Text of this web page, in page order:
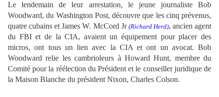
Le lendemain de leur arrestation, le jeune journaliste Bob
Woodward, du Washington Post, découvre que les cinq prévenus,
quatre cubains et James W. McCord Jr (Richard Herd), ancien agent
du FBI et de la CIA, avaient un équipement pour placer des
micros, ont tous un lien avec la CIA et ont un avocat. Bob
Woodward relie les cambrioleurs à Howard Hunt, membre du
Comité pour la réélection du Président et le conseiller juridique de
la Maison Blanche du président Nixon, Charles Colson.